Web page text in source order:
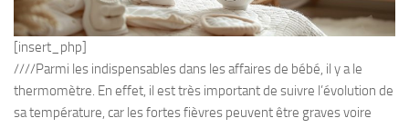
[insert_php]
////Parmi les indispensables dans les affaires de bébé, il y a le
thermomètre. En effet, il est très important de suivre l’évolution de
sa température, car les fortes fièvres peuvent être graves voire